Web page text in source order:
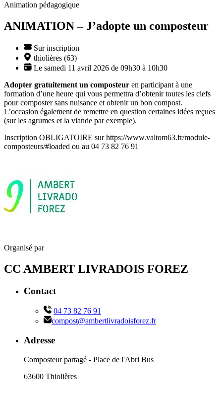
Animation pédagogique
ANIMATION – J’adopte un composteur
Sur inscription
thiolières (63)
Le samedi 11 avril 2026 de 09h30 à 10h30
Adopter gratuitement un composteur en participant à une
formation d’une heure qui vous permettra d’obtenir toutes les clefs
pour composter sans nuisance et obtenir un bon compost.
L’occasion également de remettre en question certaines idées reçues
(sur les agrumes et la viande par exemple).
Inscription OBLIGATOIRE sur https://www.valtom63.fr/module-
composteurs/#loaded ou au 04 73 82 76 91
Organisé par
CC AMBERT LIVRADOIS FOREZ
Contact
04 73 82 76 91
compost@ambertlivradoisforez.fr
Adresse
Composteur partagé - Place de l'Abri Bus
63600 Thiolières